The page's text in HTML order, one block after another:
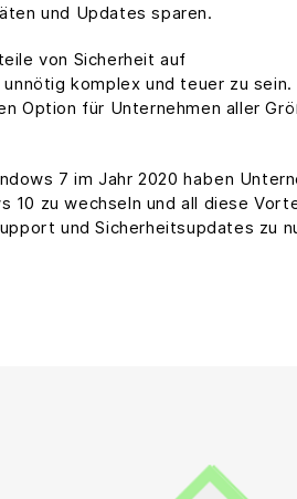
und Updates sparen.
von Sicherheit auf
komplex und teuer zu sein.
Option für Unternehmen aller
7 im Jahr 2020 haben
10 zu wechseln und all diese
und Sicherheitsupdates zu